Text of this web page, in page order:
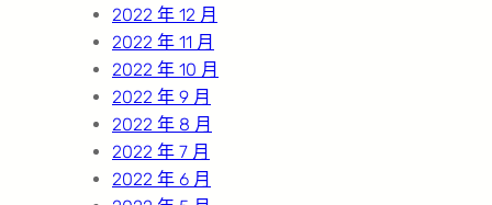
2022 年 12 月
2022 年 11 月
2022 年 10 月
2022 年 9 月
2022 年 8 月
2022 年 7 月
2022 年 6 月